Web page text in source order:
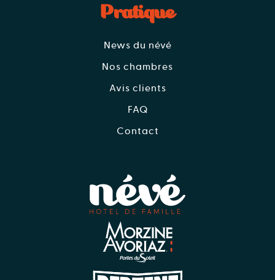
Pratique
News du névé
Nos chambres
Avis clients
FAQ
Contact